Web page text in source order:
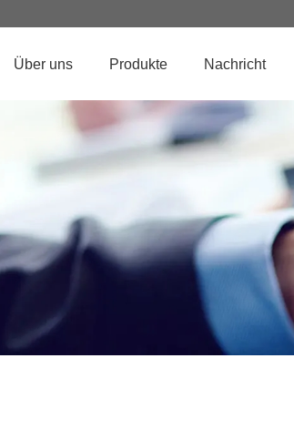
Über uns Produkte Nachricht